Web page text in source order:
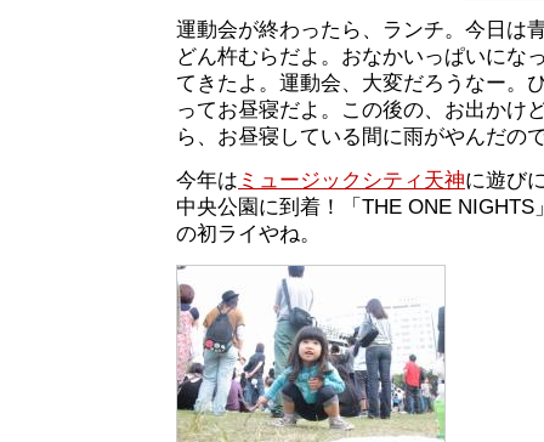
運動会が終わったら、ランチ。今日は
どん杵むらだよ。おなかいっぱいにな
てきたよ。運動会、大変だろうなー。
ってお昼寝だよ。この後の、お出かけ
ら、お昼寝している間に雨がやんだの
今年は ミュージックシティ天神に遊び
中央公園に到着！「THE ONE
の初ライやね。